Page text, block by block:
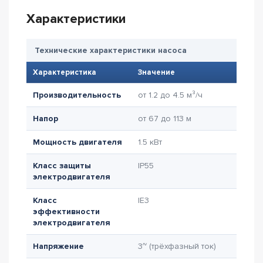
Характеристики
Технические характеристики насоса
Характеристика Значение
Производительность от 1.2 до 4.5 м³/ч
Напор от 67 до 113 м
Мощность двигателя 1.5 кВт
Класс защиты
электродвигателя
IP55
Класс
эффективности
электродвигателя
IE3
Напряжение 3~ (трёхфазный ток)